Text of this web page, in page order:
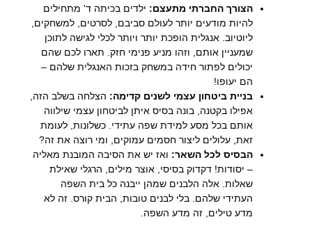
הצורך החברתי מתעצם: ילדים בכיתה ד' מתחילים
להיות מודעים יותר לעולם סביבם, לסרטים, למשחקים,
ליוטיוב. אנגלית הופכת יותר ויותר לכלי לגישה לתוכן
שמעניין אותם, וזהו מניע פנימי חזק. תארו לכם שהם
יכולים לפתור חידה במשחק בזכות האנגלית שלהם –
הם יעופו!
בניית ביטחון עצמי לשנים קדימה: הצלחה בשלב הזה,
אפילו בקטנה, בונה בסיס איתן לביטחון עצמי שילווה
אותם בכל מסע למידת שפה עתידי. כשלונות, לעומת
זאת, עלולים ליצור חסמים עמוקים, ומי רוצה את זה?
הבסיס לכל השאר: ואז יש את הסיבה המובנת מאליה
– יסודות! דקדוק בסיסי, אוצר מילים, הרגלי שאילת
שאלות. אלה הלבנים שמהן ייבנה כל בית השפה
העתידי שלהם. בלי לבנים טובות, הבית קורס. זה לא
מדע טילים, זה מדע השפה.